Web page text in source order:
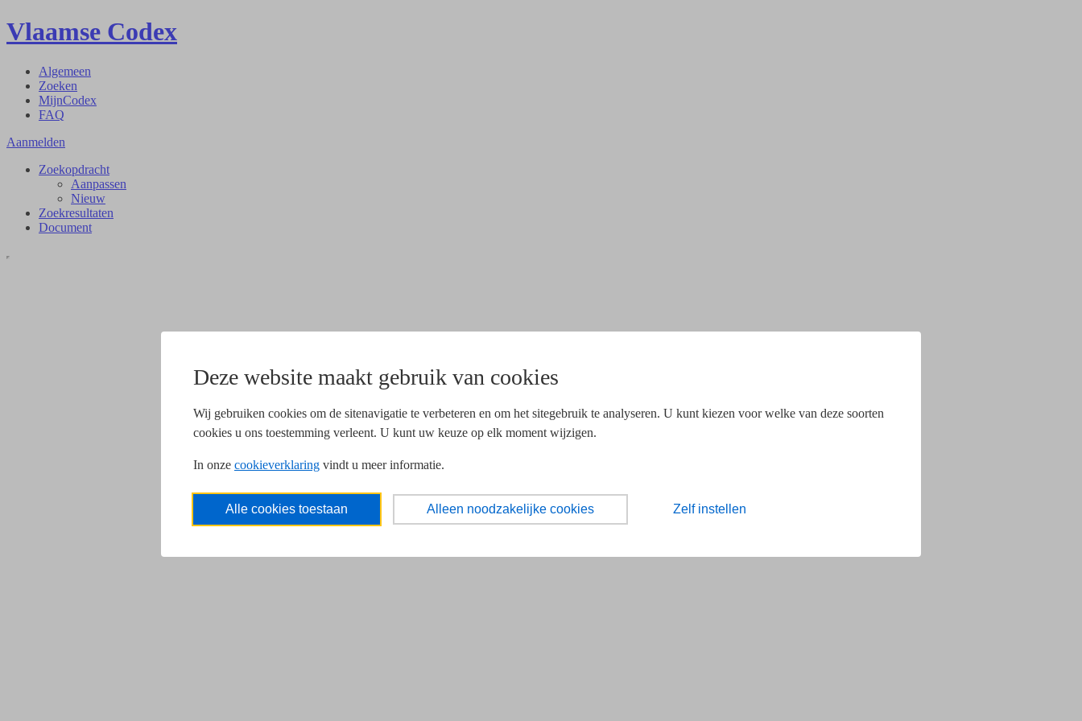
Deze website maakt gebruik van cookies
Wij gebruiken cookies om de sitenavigatie te verbeteren en om het sitegebruik te analyseren. U kunt kiezen voor welke van deze soorten
cookies u ons toestemming verleent. U kunt uw keuze op elk moment wijzigen.
In onze cookieverklaring vindt u meer informatie.
Alle cookies toestaan Alleen noodzakelijke cookies Zelf instellen
Vlaamse Codex
Algemeen
Zoeken
MijnCodex
FAQ
Aanmelden
Zoekopdracht
Aanpassen
Nieuw
Zoekresultaten
Document